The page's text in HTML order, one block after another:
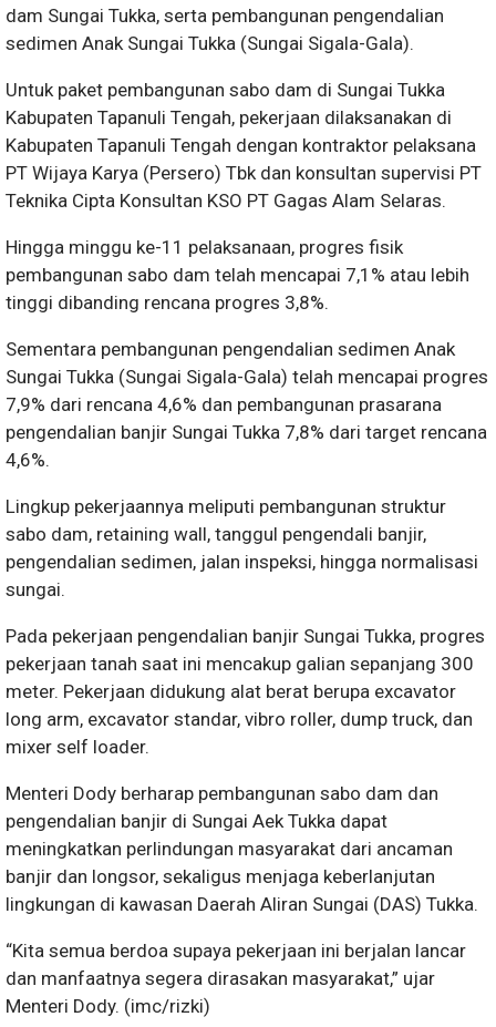
dam Sungai Tukka, serta pembangunan pengendalian
sedimen Anak Sungai Tukka (Sungai Sigala-Gala).
Untuk paket pembangunan sabo dam di Sungai Tukka
Kabupaten Tapanuli Tengah, pekerjaan dilaksanakan di
Kabupaten Tapanuli Tengah dengan kontraktor pelaksana
PT Wijaya Karya (Persero) Tbk dan konsultan supervisi PT
Teknika Cipta Konsultan KSO PT Gagas Alam Selaras.
Hingga minggu ke-11 pelaksanaan, progres fisik
pembangunan sabo dam telah mencapai 7,1% atau lebih
tinggi dibanding rencana progres 3,8%.
Sementara pembangunan pengendalian sedimen Anak
Sungai Tukka (Sungai Sigala-Gala) telah mencapai progres
7,9% dari rencana 4,6% dan pembangunan prasarana
pengendalian banjir Sungai Tukka 7,8% dari target rencana
4,6%.
Lingkup pekerjaannya meliputi pembangunan struktur
sabo dam, retaining wall, tanggul pengendali banjir,
pengendalian sedimen, jalan inspeksi, hingga normalisasi
sungai.
Pada pekerjaan pengendalian banjir Sungai Tukka, progres
pekerjaan tanah saat ini mencakup galian sepanjang 300
meter. Pekerjaan didukung alat berat berupa excavator
long arm, excavator standar, vibro roller, dump truck, dan
mixer self loader.
Menteri Dody berharap pembangunan sabo dam dan
pengendalian banjir di Sungai Aek Tukka dapat
meningkatkan perlindungan masyarakat dari ancaman
banjir dan longsor, sekaligus menjaga keberlanjutan
lingkungan di kawasan Daerah Aliran Sungai (DAS) Tukka.
“Kita semua berdoa supaya pekerjaan ini berjalan lancar
dan manfaatnya segera dirasakan masyarakat,” ujar
Menteri Dody. (imc/rizki)